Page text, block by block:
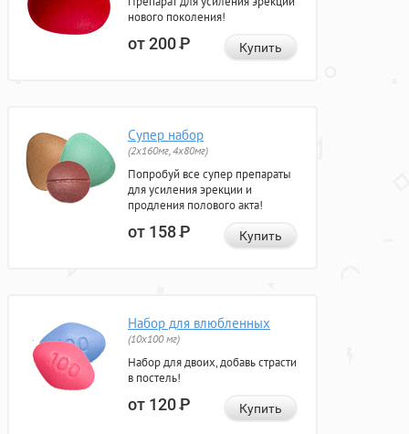
нового поколения!
от 200Р Купить
Супер набор
(2х160мг, 4х80мг)
Попробуй все супер препараты
для усиления эрекции и
продления полового акта!
от 158Р Купить
Набор для влюбленных
(10х100 мг)
Набор для двоих, добавь страсти
в постель!
от 120Р Купить